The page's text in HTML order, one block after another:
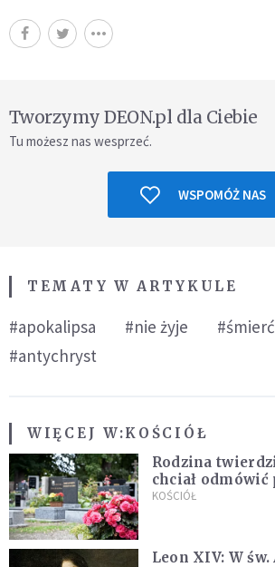
Tworzymy DEON.pl dla Ciebie
Tu możesz nas wesprzeć.
WSPOMÓŻ NAS
TEMATY W ARTYKULE
#apokalipsa #nie żyje #śmierć
#antychryst
WIĘCEJ W:KOŚCIÓŁ
Rodzina
chciał odmówić
zapowiada
KOŚCIÓŁ
Leon XIV: W